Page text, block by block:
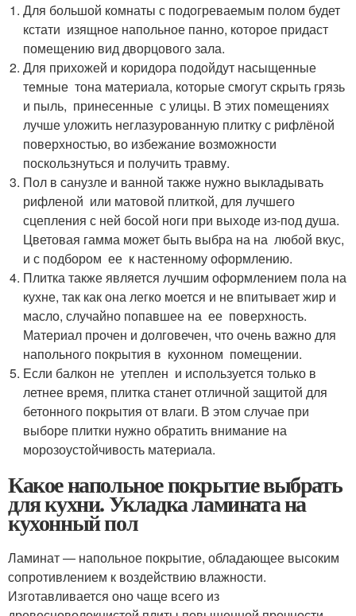
Для большой комнаты с подогреваемым полом будет
кстати изящное напольное панно, которое придаст
помещению вид дворцового зала.
Для прихожей и коридора подойдут насыщенные
темные тона материала, которые смогут скрыть грязь
и пыль, принесенные с улицы. В этих помещениях
лучше уложить неглазурованную плитку с рифлёной
поверхностью, во избежание возможности
поскользнуться и получить травму.
Пол в санузле и ванной также нужно выкладывать
рифленой или матовой плиткой, для лучшего
сцепления с ней босой ноги при выходе из-под душа.
Цветовая гамма может быть выбра на на любой вкус,
и с подбором ее к настенному оформлению.
Плитка также является лучшим оформлением пола на
кухне, так как она легко моется и не впитывает жир и
масло, случайно попавшее на ее поверхность.
Материал прочен и долговечен, что очень важно для
напольного покрытия в кухонном помещении.
Если балкон не утеплен и используется только в
летнее время, плитка станет отличной защитой для
бетонного покрытия от влаги. В этом случае при
выборе плитки нужно обратить внимание на
морозоустойчивость материала.
Какое напольное покрытие выбрать
для кухни. Укладка ламината на
кухонный пол
Ламинат — напольное покрытие, обладающее высоким
сопротивлением к воздействию влажности.
Изготавливается оно чаще всего из